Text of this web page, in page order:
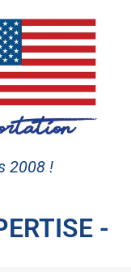
2008 !
-